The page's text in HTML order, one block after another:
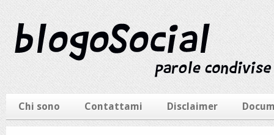
Chi sono Contattami Disclaimer